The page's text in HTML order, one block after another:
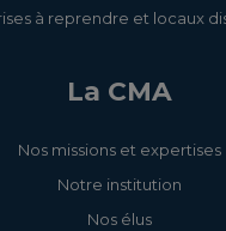
à reprendre et locaux
La CMA
Nos missions et expertises
Notre institution
Nos élus